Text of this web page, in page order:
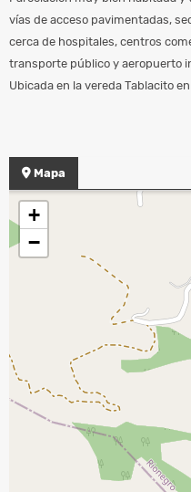
vías de acceso pavimentadas,
cerca de hospitales, centros
transporte público y aeropuerto
Ubicada en la vereda Tablacito
Mapa
+
−